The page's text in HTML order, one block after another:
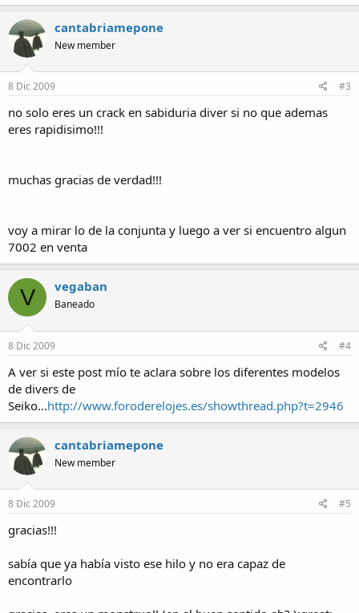
cantabriamepone
New member
8 Dic 2009 #3
no solo eres un crack en sabiduria diver si no que ademas
eres rapidisimo!!!
muchas gracias de verdad!!!
voy a mirar lo de la conjunta y luego a ver si encuentro algun
7002 en venta
V vegaban
Baneado
8 Dic 2009 #4
A ver si este post mío te aclara sobre los diferentes modelos
de divers de
Seiko...http://www.foroderelojes.es/showthread.php?t=2946
cantabriamepone
New member
8 Dic 2009 #5
gracias!!!
sabía que ya había visto ese hilo y no era capaz de
encontrarlo